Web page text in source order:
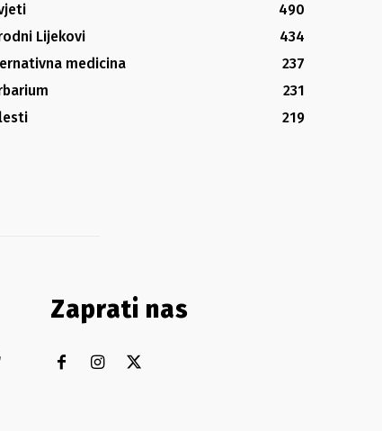
490
Lijekovi
434
medicina
237
231
219
Zaprati nas